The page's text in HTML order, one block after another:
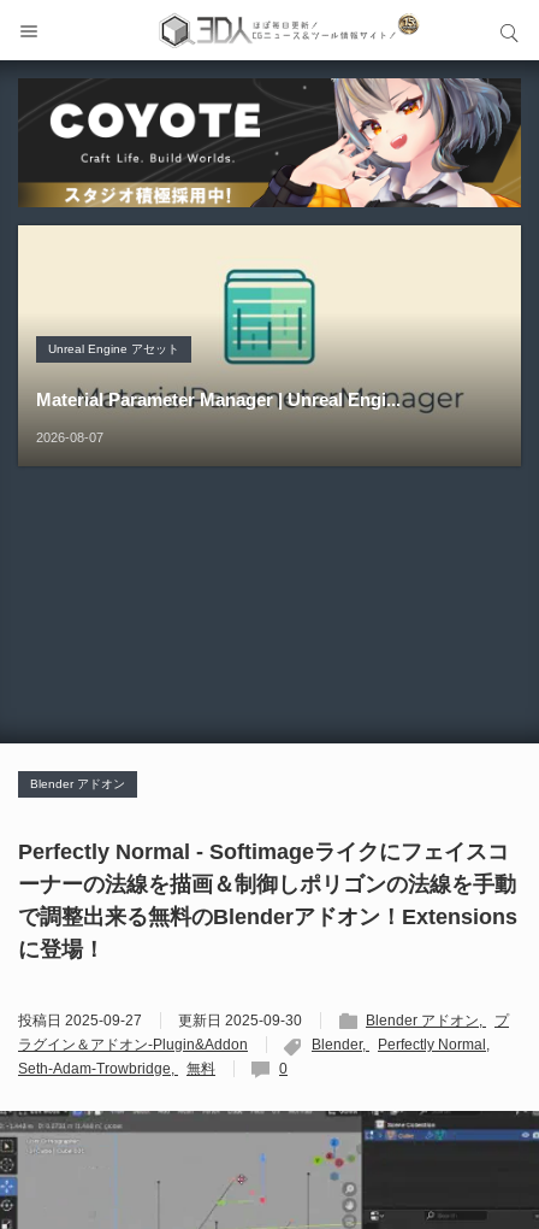
Maya プラグイン
Gizmify Media Plane 2 | MP4・AVI・MKV・MOVな...
2026-08-08
Unreal Engine アセット
Material Parameter Manager | Unreal Engi...
2026-08-07
Pipe It | 直感的にパイプ形状を構築出来るUnreal Engine
5...
2026-08-05
Directive Utilities | ブループリントライブラリやエディタ
ス...
2026-08-03
Unityエフェクトレシピブック パーツを組み合わせて作れ
る | ktk.kum...
2026-08-03
Blender アドオン
Perfectly Normal - Softimageライクにフェイスコ
ーナーの法線を描画＆制御しポリゴンの法線を手動
で調整出来る無料のBlenderアドオン！Extensions
に登場！
投稿日 2025-09-27 更新日 2025-09-30 Blender アドオン
プ
ラグイン＆アドオン-Plugin&Addon
Blender
Perfectly Normal
Seth-Adam-Trowbridge
無料 0
サイト内検索